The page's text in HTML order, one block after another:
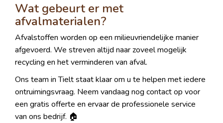
Wat gebeurt er met
afvalmaterialen?
Afvalstoffen worden op een milieuvriendelijke manier
afgevoerd. We streven altijd naar zoveel mogelijk
recycling en het verminderen van afval.
Ons team in Tielt staat klaar om u te helpen met iedere
ontruimingsvraag. Neem vandaag nog contact op voor
een gratis offerte en ervaar de professionele service
van ons bedrijf. 🏠